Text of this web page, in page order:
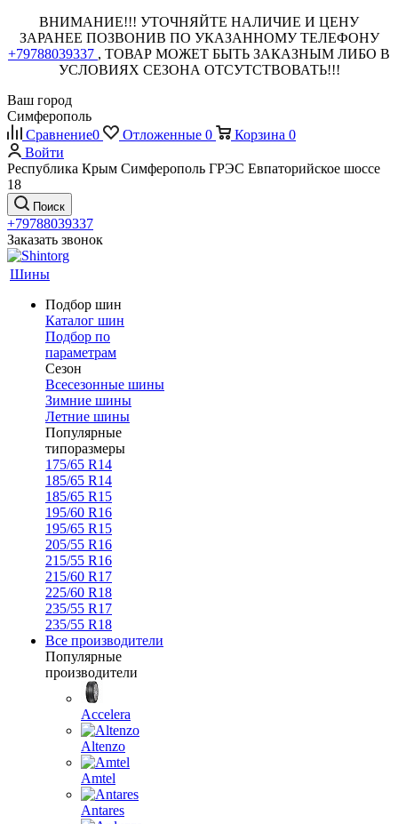
ВНИМАНИЕ!!! УТОЧНЯЙТЕ НАЛИЧИЕ И ЦЕНУ
ЗАРАНЕЕ ПОЗВОНИВ ПО УКАЗАННОМУ ТЕЛЕФОНУ
+79788039337 , ТОВАР МОЖЕТ БЫТЬ ЗАКАЗНЫМ ЛИБО В
УСЛОВИЯХ СЕЗОНА ОТСУТСТВОВАТЬ!!!
Ваш город
Симферополь
Сравнение0 Отложенные 0 Корзина 0
Войти
Республика Крым Симферополь ГРЭС Евпаторийское шоссе
18
Поиск
+79788039337
Заказать звонок
Шины
Подбор шин
Каталог шин
Подбор по
параметрам
Сезон
Всесезонные шины
Зимние шины
Летние шины
Популярные
типоразмеры
175/65 R14
185/65 R14
185/65 R15
195/60 R16
195/65 R15
205/55 R16
215/55 R16
215/60 R17
225/60 R18
235/55 R17
235/55 R18
Все производители
Популярные
производители
Accelera
Altenzo
Amtel
Antares